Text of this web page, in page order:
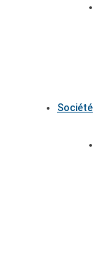
Société